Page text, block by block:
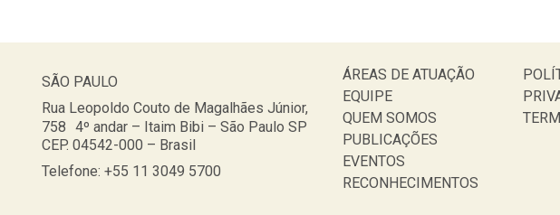
SÃO PAULO
Rua Leopoldo Couto de Magalhães Júnior,
758 4º andar – Itaim Bibi – São Paulo SP
CEP. 04542-000 – Brasil
Telefone: +55 11 3049 5700
ÁREAS DE ATUAÇÃO
EQUIPE
QUEM SOMOS
PUBLICAÇÕES
EVENTOS
RECONHECIMENTOS